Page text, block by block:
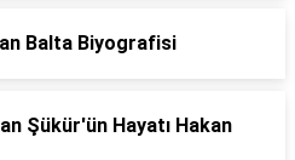
Balta Biyografisi
Şükür'ün Hayatı Hakan